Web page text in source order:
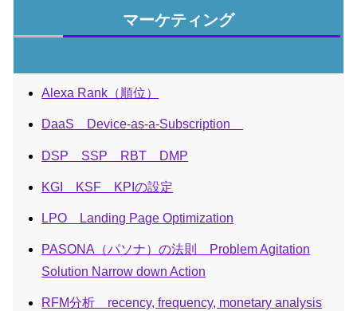
マーケティング
Alexa Rank（順位）
DaaS Device-as-a-Subscription
DSP SSP RBT DMP
KGI KSF KPIの設定
LPO Landing Page Optimization
PASONA（パソナ）の法則 Problem Agitation
Solution Narrow down Action
RFM分析 recency, frequency, monetary analysis